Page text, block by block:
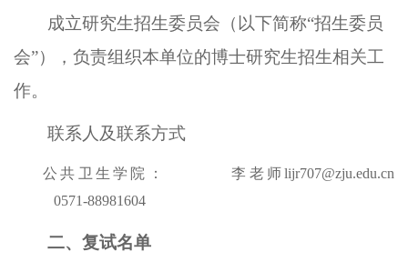
成立研究生招生委员会（以下简称“招生委员
会”），负责组织本单位的博士研究生招生相关工
作。
联系人及联系方式
公共卫生学院： 李老师lijr707@zju.edu.cn
0571-88981604
二、 复试名单